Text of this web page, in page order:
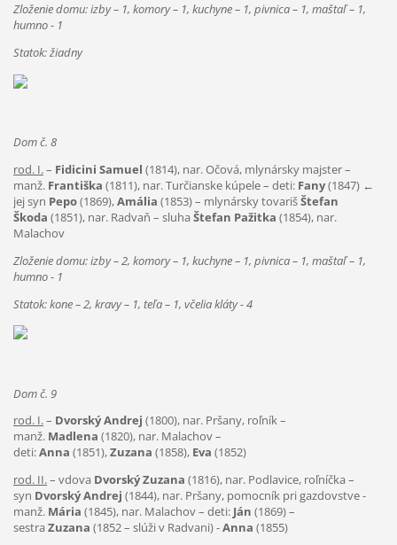
Zloženie domu: izby – 1, komory – 1, kuchyne – 1, pivnica – 1, maštaľ – 1,
humno - 1
Statok: žiadny
Dom č. 8
rod. I.– Fidicini Samuel (1814), nar. Očová, mlynársky majster –
manž. Františka (1811), nar. Turčianske kúpele – deti: Fany(1847) ←
jej syn Pepo(1869),Amália (1853) – mlynársky tovarišŠtefan
Škoda (1851), nar. Radvaň – sluha Štefan Pažitka (1854), nar.
Malachov
Zloženie domu: izby – 2, komory – 1, kuchyne – 1, pivnica – 1, maštaľ – 1,
humno - 1
Statok: kone – 2, kravy – 1, teľa – 1, včelia kláty - 4
Dom č. 9
rod. I.– Dvorský Andrej (1800), nar. Pršany, roľník –
manž. Madlena (1820), nar. Malachov –
deti:Anna (1851),Zuzana (1858), Eva (1852)
rod. II.– vdova Dvorský Zuzana (1816), nar. Podlavice, roľníčka –
syn Dvorský Andrej (1844), nar. Pršany, pomocník pri gazdovstve -
manž. Mária (1845), nar. Malachov – deti: Ján (1869) –
sestra Zuzana (1852 – slúži v Radvani) -Anna (1855)